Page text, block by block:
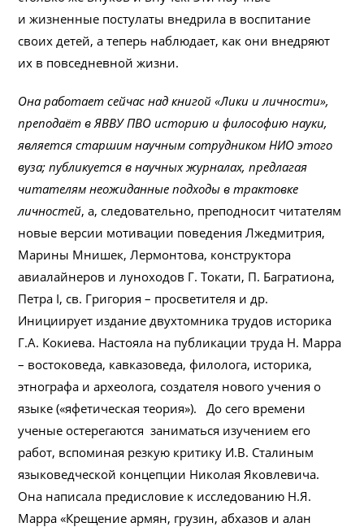
и жизненные постулаты внедрила в воспитание
своих детей, а теперь наблюдает, как они внедряют
их в повседневной жизни.
Она работает сейчас над книгой «Лики и личности»,
преподаёт в ЯВВУ ПВО историю и философию науки,
является старшим научным сотрудником НИО этого
вуза; публикуется в научных журналах, предлагая
читателям неожиданные подходы в трактовке
личностей, а, следовательно, преподносит читателям
новые версии мотивации поведения Лжедмитрия,
Марины Мнишек, Лермонтова, конструктора
авиалайнеров и луноходов Г. Токати, П. Багратиона,
Петра I, св. Григория – просветителя и др.
Инициирует издание двухтомника трудов историка
Г.А. Кокиева. Настояла на публикации труда Н. Марра
– востоковеда, кавказоведа, филолога, историка,
этнографа и археолога, создателя нового учения о
языке («яфетическая теория»). До сего времени
ученые остерегаются заниматься изучением его
работ, вспоминая резкую критику И.В. Сталиным
языковедческой концепции Николая Яковлевича.
Она написала предисловие к исследованию Н.Я.
Марра «Крещение армян, грузин, абхазов и алан